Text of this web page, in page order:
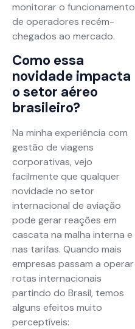
monitorar o funcionamento
de operadores recém-
chegados ao mercado.
Como essa
novidade impacta
o setor aéreo
brasileiro?
Na minha experiência com
gestão de viagens
corporativas, vejo
facilmente que qualquer
novidade no setor
internacional de aviação
pode gerar reações em
cascata na malha interna e
nas tarifas. Quando mais
empresas passam a operar
rotas internacionais
partindo do Brasil, temos
alguns efeitos muito
perceptíveis: